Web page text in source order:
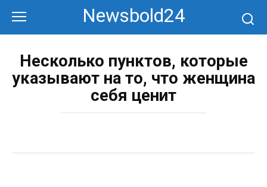
контенту
Newsbold24
Несколько пунктов, которые
указывают на то, что женщина
себя ценит